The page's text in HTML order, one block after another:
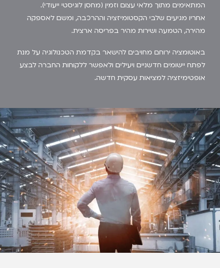
המתאימים מתוך מלאי עצום וזמין (מחסן לוגיסטי ייעודי).
אחריו מגיעים שלבי הקסטומיזציה וההרכבה, ומשם לאספקה
מהירה, הטמעה ושירות מהיר בפריסה ארצית.
באוטומציה ירוחם מחויבים להישאר בקדמת הטכנולוגיה על מנת
לפתח יישומים חדשניים ויעילים ולאפשר ללקוחות החברה לבצע
אופטימיזציה למציאות עסקית חדשה.